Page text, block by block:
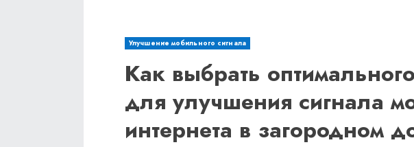
Улучшение мобильного сигнала
Как выбрать
для улучшения сигнала
интернета в загородном